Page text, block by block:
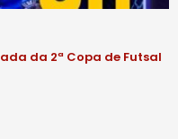
da 2ª Copa de Futsal